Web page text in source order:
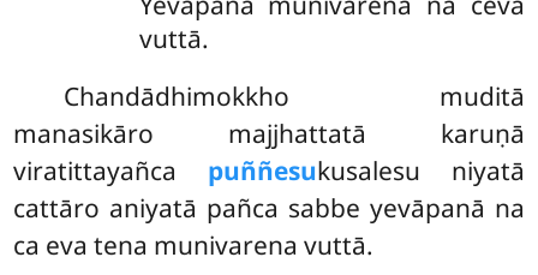
vuttā.
Chandādhimokkho muditā
manasikāro majjhattatā karuṇā
viratittayañca puññesukusalesu niyatā
cattāro aniyatā pañca sabbe yevāpanā na
ca eva tena munivarena vuttā.